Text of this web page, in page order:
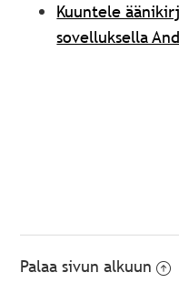
Kuuntele
sovelluksella
Palaa sivun alkuun